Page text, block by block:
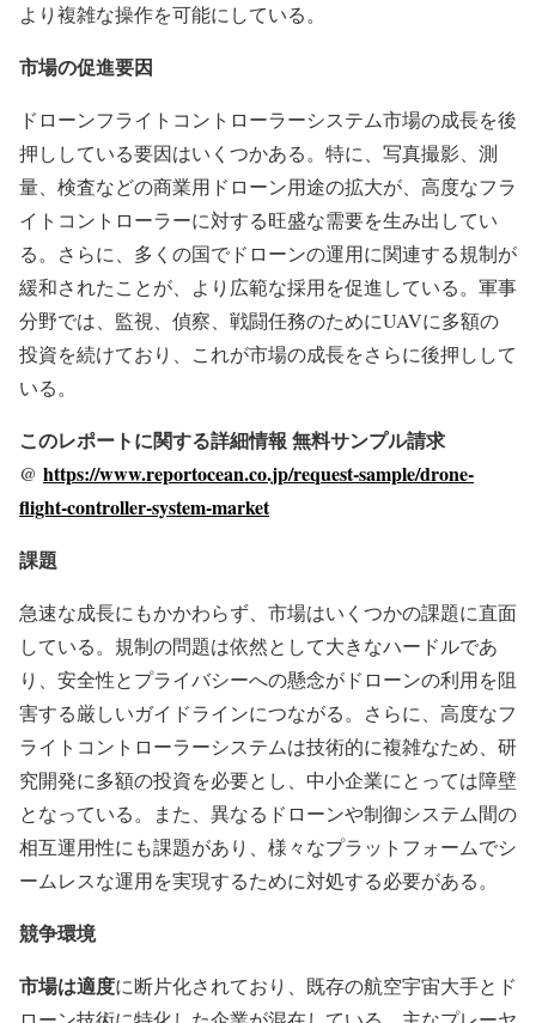
より複雑な操作を可能にしている。
市場の促進要因
ドローンフライトコントローラーシステム市場の成長を後
押ししている要因はいくつかある。特に、写真撮影、測
量、検査などの商業用ドローン用途の拡大が、高度なフラ
イトコントローラーに対する旺盛な需要を生み出してい
る。さらに、多くの国でドローンの運用に関連する規制が
緩和されたことが、より広範な採用を促進している。軍事
分野では、監視、偵察、戦闘任務のためにUAVに多額の
投資を続けており、これが市場の成長をさらに後押しして
いる。
このレポートに関する詳細情報 無料サンプル請求
@ https://www.reportocean.co.jp/request-sample/drone-
flight-controller-system-market
課題
急速な成長にもかかわらず、市場はいくつかの課題に直面
している。規制の問題は依然として大きなハードルであ
り、安全性とプライバシーへの懸念がドローンの利用を阻
害する厳しいガイドラインにつながる。さらに、高度なフ
ライトコントローラーシステムは技術的に複雑なため、研
究開発に多額の投資を必要とし、中小企業にとっては障壁
となっている。また、異なるドローンや制御システム間の
相互運用性にも課題があり、様々なプラットフォームでシ
ームレスな運用を実現するために対処する必要がある。
競争環境
市場は適度に断片化されており、既存の航空宇宙大手とド